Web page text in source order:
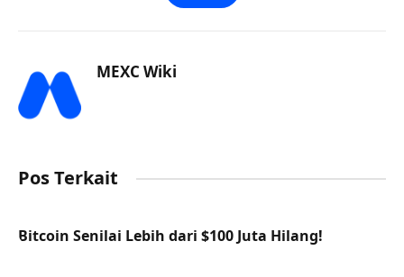
MEXC Wiki
Pos Terkait
Bitcoin Senilai Lebih dari $100 Juta Hilang!